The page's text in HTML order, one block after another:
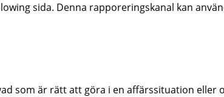
sida. Denna rapporeringskanal kan
som är rätt att göra i en affärssituation